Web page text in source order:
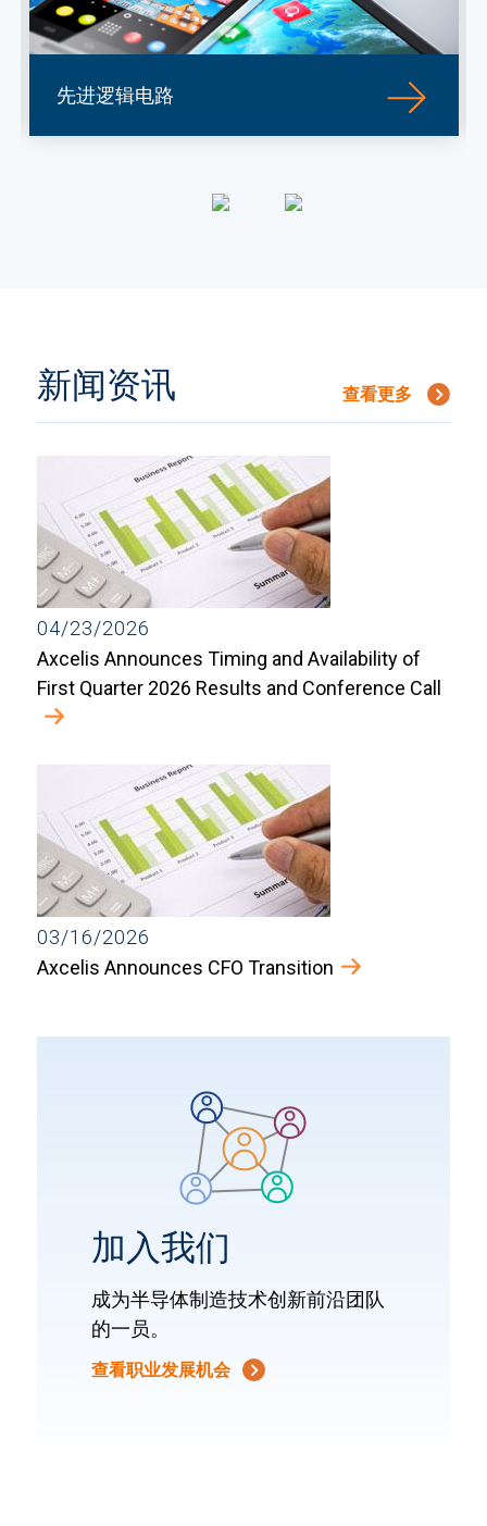
先进逻辑电路
新闻资讯 查看更多
04/23/2026
Axcelis Announces Timing and Availability of
First Quarter 2026 Results and Conference Call
03/16/2026
Axcelis Announces CFO Transition
加入我们
成为半导体制造技术创新前沿团队
的一员。
查看职业发展机会